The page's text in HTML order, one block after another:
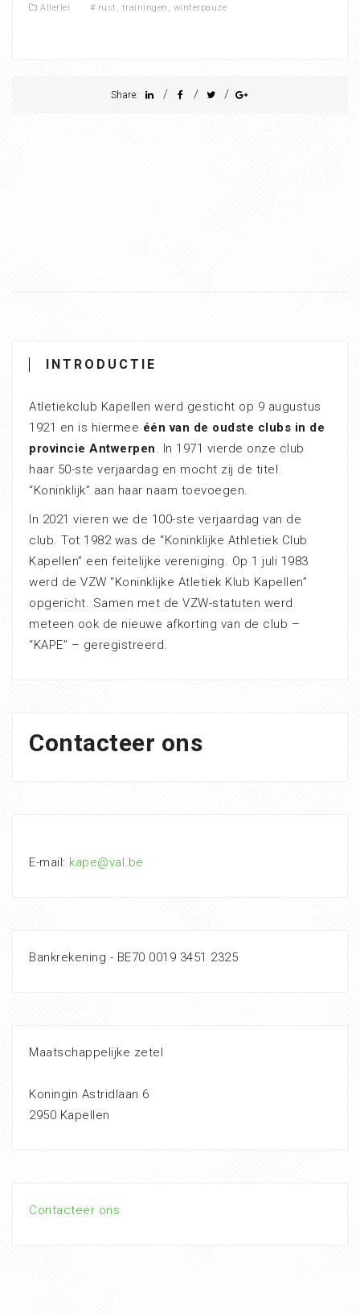
Allerlei # rust , trainingen , winterpauze
Share: / / /
INTRODUCTIE
Atletiekclub Kapellen werd gesticht op 9 augustus
1921 en is hiermee één van de oudste clubs in de
provincie Antwerpen. In 1971 vierde onze club
haar 50-ste verjaardag en mocht zij de titel
“Koninklijk” aan haar naam toevoegen.
In 2021 vieren we de 100-ste verjaardag van de
club. Tot 1982 was de “Koninklijke Athletiek Club
Kapellen” een feitelijke vereniging. Op 1 juli 1983
werd de VZW “Koninklijke Atletiek Klub Kapellen”
opgericht. Samen met de VZW-statuten werd
meteen ook de nieuwe afkorting van de club –
“KAPE” – geregistreerd.
Contacteer ons
E-mail: kape@val.be
Bankrekening - BE70 0019 3451 2325
Maatschappelijke zetel
Koningin Astridlaan 6
2950 Kapellen
Contacteer ons